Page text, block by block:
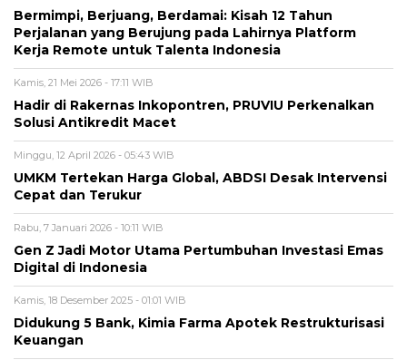
Bermimpi, Berjuang, Berdamai: Kisah 12 Tahun
Perjalanan yang Berujung pada Lahirnya Platform
Kerja Remote untuk Talenta Indonesia
Kamis, 21 Mei 2026 - 17:11 WIB
Hadir di Rakernas Inkopontren, PRUVIU Perkenalkan
Solusi Antikredit Macet
Minggu, 12 April 2026 - 05:43 WIB
UMKM Tertekan Harga Global, ABDSI Desak Intervensi
Cepat dan Terukur
Rabu, 7 Januari 2026 - 10:11 WIB
Gen Z Jadi Motor Utama Pertumbuhan Investasi Emas
Digital di Indonesia
Kamis, 18 Desember 2025 - 01:01 WIB
Didukung 5 Bank, Kimia Farma Apotek Restrukturisasi
Keuangan